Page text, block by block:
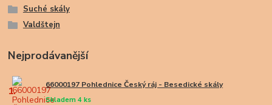
Suché skály
Valdštejn
Nejprodávanější
1. 66000197 Pohlednice Český ráj - Besedické skály
Skladem 4 ks